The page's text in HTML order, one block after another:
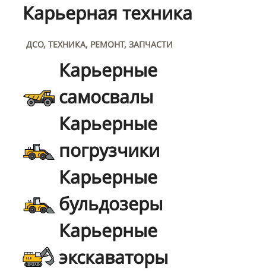
Карьерная техника
ДСО, ТЕХНИКА, РЕМОНТ, ЗАПЧАСТИ
Карьерные
самосвалы
Карьерные
погрузчики
Карьерные
бульдозеры
Карьерные
экскаваторы